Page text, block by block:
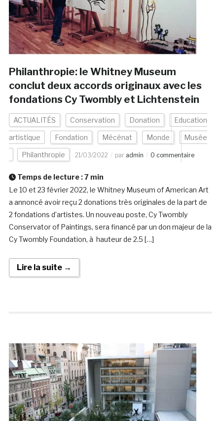
Philanthropie: le Whitney Museum
conclut deux accords originaux avec les
fondations Cy Twombly et Lichtenstein
ACTUALITÉS Conservation Donation Education
artistique Fondation Mécénat Monde Musée
Philanthropie 21/03/2022 par admin 0 commentaire
Temps de lecture :7 min
Le 10 et 23 février 2022, le Whitney Museum of American Art
a annoncé avoir reçu 2 donations très originales de la part de
2 fondations d’artistes. Un nouveau poste, Cy Twombly
Conservator of Paintings, sera financé par un don majeur de la
Cy Twombly Foundation, à hauteur de 2.5 […]
Lire la suite →